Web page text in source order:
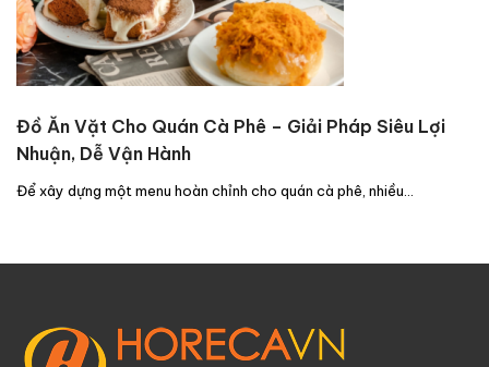
Đồ Ăn Vặt Cho Quán Cà Phê – Giải Pháp Siêu Lợi
Nhuận, Dễ Vận Hành
Để xây dựng một menu hoàn chỉnh cho quán cà phê, nhiều…